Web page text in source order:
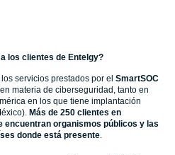
los clientes de Entelgy?
servicios prestados por el SmartSOC
materia de ciberseguridad, tanto en
en los que tiene implantación
Más de 250 clientes en
encuentran organismos públicos y las
donde está presente